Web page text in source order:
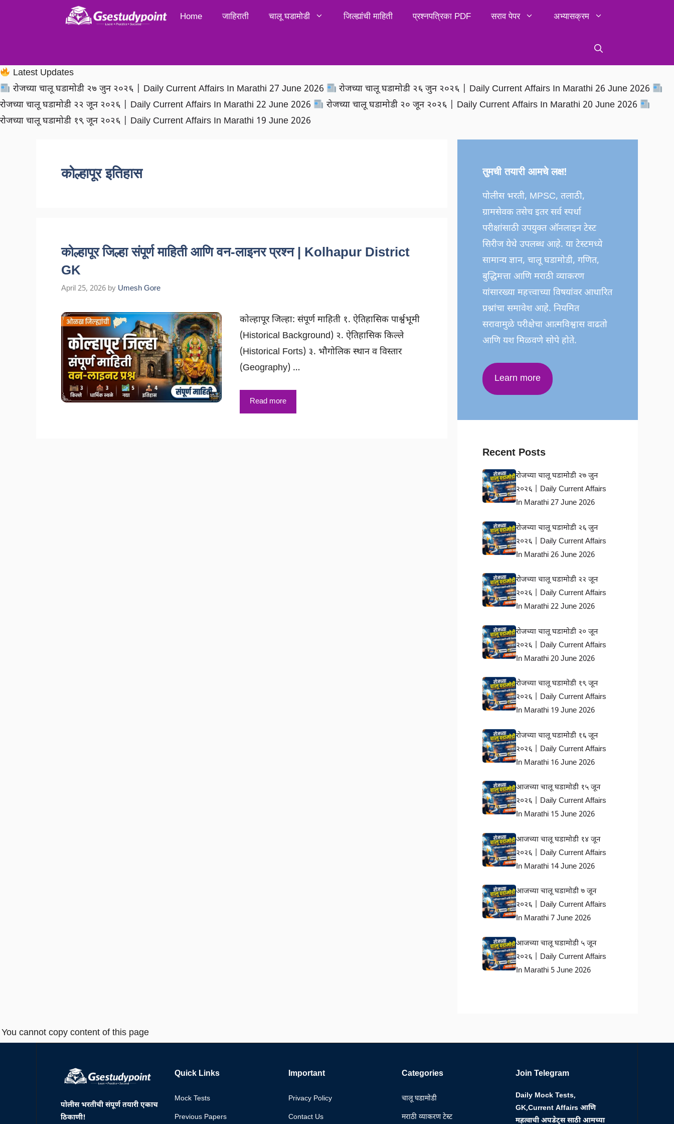
Home जाहिराती चालू घडामोडी जिल्ह्यांची माहिती प्रश्नपत्रिका PDF सराव पेपर अभ्यासक्रम
Latest Updates
रोजच्या चालू घडामोडी २७ जुन २०२६ | Daily Current Affairs In Marathi 27 June 2026
रोजच्या चालू घडामोडी २६ जुन २०२६ | Daily Current Affairs In Marathi 26 June 2026
रोजच्या चालू घडामोडी २२ जून २०२६ | Daily Current Affairs In Marathi 22 June 2026
रोजच्या चालू घडामोडी २० जून २०२६ | Daily Current Affairs In Marathi 20 June 2026
रोजच्या चालू घडामोडी १९ जून २०२६ | Daily Current Affairs In Marathi 19 June 2026
कोल्हापूर इतिहास
कोल्हापूर जिल्हा संपूर्ण माहिती आणि वन-लाइनर प्रश्न | Kolhapur District
GK
April 25, 2026 by Umesh Gore
कोल्हापूर जिल्हा: संपूर्ण माहिती १. ऐतिहासिक पार्श्वभूमी
(Historical Background) २. ऐतिहासिक किल्ले
(Historical Forts) ३. भौगोलिक स्थान व विस्तार
(Geography) …
Read more
तुमची तयारी आमचे लक्ष!
पोलीस भरती, MPSC, तलाठी,
ग्रामसेवक तसेच इतर सर्व स्पर्धा
परीक्षांसाठी उपयुक्त ऑनलाइन टेस्ट
सिरीज येथे उपलब्ध आहे. या टेस्टमध्ये
सामान्य ज्ञान, चालू घडामोडी, गणित,
बुद्धिमत्ता आणि मराठी व्याकरण
यांसारख्या महत्त्वाच्या विषयांवर आधारित
प्रश्नांचा समावेश आहे. नियमित
सरावामुळे परीक्षेचा आत्मविश्वास वाढतो
आणि यश मिळवणे सोपे होते.
Learn more
Recent Posts
रोजच्या चालू घडामोडी २७ जुन
२०२६ | Daily Current Affairs
In Marathi 27 June 2026
रोजच्या चालू घडामोडी २६ जुन
२०२६ | Daily Current Affairs
In Marathi 26 June 2026
रोजच्या चालू घडामोडी २२ जून
२०२६ | Daily Current Affairs
In Marathi 22 June 2026
रोजच्या चालू घडामोडी २० जून
२०२६ | Daily Current Affairs
In Marathi 20 June 2026
रोजच्या चालू घडामोडी १९ जून
२०२६ | Daily Current Affairs
In Marathi 19 June 2026
रोजच्या चालू घडामोडी १६ जून
२०२६ | Daily Current Affairs
In Marathi 16 June 2026
आजच्या चालू घडामोडी १५ जून
२०२६ | Daily Current Affairs
In Marathi 15 June 2026
आजच्या चालू घडामोडी १४ जून
२०२६ | Daily Current Affairs
In Marathi 14 June 2026
आजच्या चालू घडामोडी ७ जून
२०२६ | Daily Current Affairs
In Marathi 7 June 2026
आजच्या चालू घडामोडी ५ जून
२०२६ | Daily Current Affairs
In Marathi 5 June 2026
You cannot copy content of this page
पोलीस भरतीची संपूर्ण तयारी एकाच
ठिकाणी!
Quick Links
Mock Tests
Previous Papers
Important
Privacy Policy
Contact Us
Categories
चालू घडामोडी
मराठी व्याकरण टेस्ट
Join Telegram
Daily Mock Tests,
GK,Current Affairs आणि
महत्वाची अपडेट्स साठी आमच्या